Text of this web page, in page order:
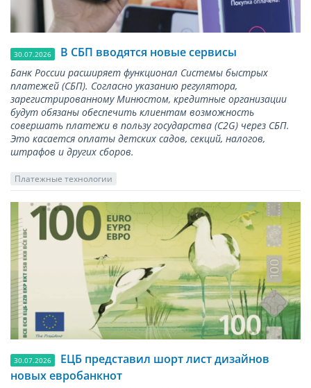
30.07.2026 В СБП вводятся новые сервисы
Банк России расширяет функционал Системы быстрых
платежей (СБП). Согласно указанию регулятора,
зарегистрированному Минюстом, кредитные организации
будут обязаны обеспечить клиентам возможность
совершать платежи в пользу государства (С2G) через СБП.
Это касается оплаты детских садов, секций, налогов,
штрафов и других сборов.
Платежные технологии
30.07.2026
ЕЦБ представил шорт лист дизайнов
новых евробанкнот